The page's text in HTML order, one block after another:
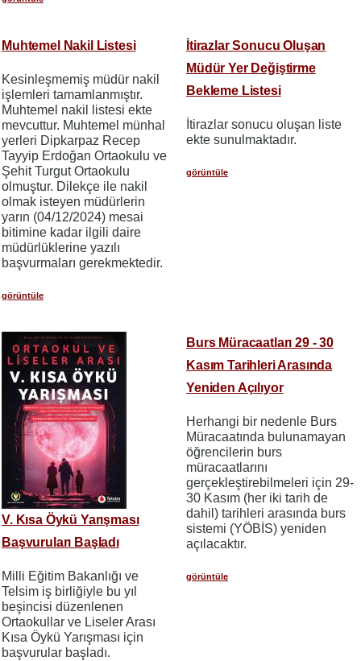
Muhtemel Nakil Listesi
Kesinleşmemiş müdür nakil
işlemleri tamamlanmıştır.
Muhtemel nakil listesi ekte
mevcuttur. Muhtemel münhal
yerleri Dipkarpaz Recep
Tayyip Erdoğan Ortaokulu ve
Şehit Turgut Ortaokulu
olmuştur. Dilekçe ile nakil
olmak isteyen müdürlerin
yarın (04/12/2024) mesai
bitimine kadar ilgili daire
müdürlüklerine yazılı
başvurmaları gerekmektedir.
görüntüle
İtirazlar Sonucu Oluşan
Müdür Yer Değiştirme
Bekleme Listesi
İtirazlar sonucu oluşan liste
ekte sunulmaktadır.
görüntüle
V. Kısa Öykü Yarışması
Başvuruları Başladı
​​​​​​​Milli Eğitim Bakanlığı ve
Telsim iş birliğiyle bu yıl
beşincisi düzenlenen
Ortaokullar ve Liseler Arası
Kısa Öykü Yarışması için
başvurular başladı.
Burs Müracaatları 29 - 30
Kasım Tarihleri Arasında
Yeniden Açılıyor
Herhangi bir nedenle Burs
Müracaatında bulunamayan
öğrencilerin burs
müracaatlarını
gerçekleştirebilmeleri için 29-
30 Kasım (her iki tarih de
dahil) tarihleri arasında burs
sistemi (YÖBİS) yeniden
açılacaktır.
görüntüle